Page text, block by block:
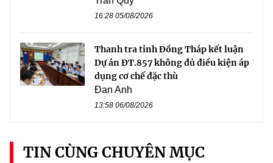
16:28 05/08/2026
Thanh tra tỉnh Đồng Tháp kết luận
Dự án ĐT.857 không đủ điều kiện áp
dụng cơ chế đặc thù
Đan Anh
13:58 06/08/2026
TIN CÙNG CHUYÊN MỤC